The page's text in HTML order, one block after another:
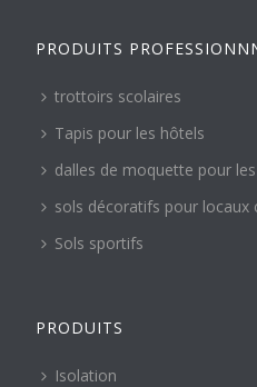
PRODUITS
trottoirs scolaires
Tapis pour les hôtels
dalles de moquette pour
sols décoratifs pour locaux
Sols sportifs
PRODUITS
Isolation